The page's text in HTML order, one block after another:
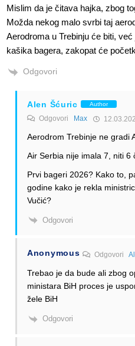
Mislim da je čitava hajka, zbog
Možda nekog malo svrbi taj
Aerodroma u Trebinju će biti,
kašika bagera, zakopat će
Odgovori
Alen Šćuric Author
Odgovori Max
Aerodrom Trebinje ne gradi
Air Serbia nije imala 7, niti 6
Prvi bageri 2026? Kako to,
godine kako je rekla
Vučić?
Odgovori
Anonymous Odgovori
Trebao je da bude ali zbog
ministara BiH proces je
žele BiH
Odgovori